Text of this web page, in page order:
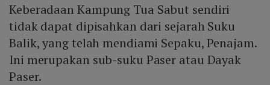
Keberadaan Kampung Tua Sabut sendiri
tidak dapat dipisahkan dari sejarah Suku
Balik, yang telah mendiami Sepaku, Penajam.
Ini merupakan sub-suku Paser atau Dayak
Paser.